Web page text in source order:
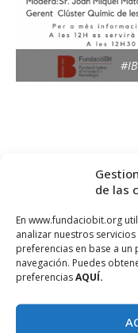
de las
En www.fundaciobit.org
analizar nuestros
preferencias en base a
navegación. Puedes
preferenciasAQUÍ.